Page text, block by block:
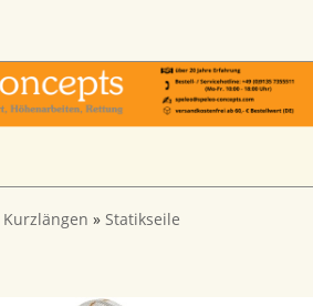
Kurzlängen » Statikseile